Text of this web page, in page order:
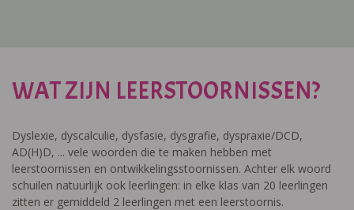
WAT ZIJN LEERSTOORNISSEN?
Dyslexie, dyscalculie, dysfasie, dysgrafie, dyspraxie/DCD,
AD(H)D, ... vele woorden die te maken hebben met
leerstoornissen en ontwikkelingsstoornissen. Achter elk woord
schuilen natuurlijk ook leerlingen: in elke klas van 20 leerlingen
zitten er gemiddeld 2 leerlingen met een leerstoornis.